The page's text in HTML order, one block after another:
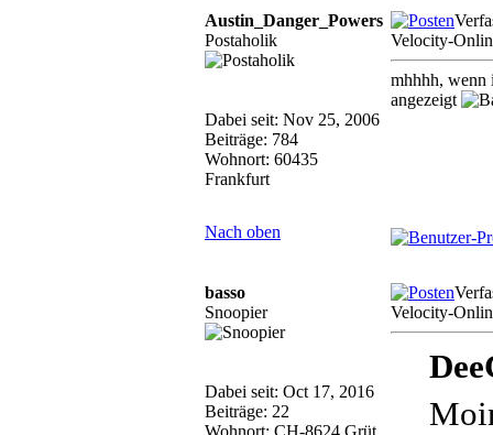
Austin_Danger_Powers
Postaholik
Dabei seit: Nov 25, 2006
Beiträge: 784
Wohnort: 60435
Frankfurt
Velocity-
mhhhh, wenn
angezeigt
Nach oben
basso
Snoopier
Dabei seit: Oct 17, 2016
Beiträge: 22
Velocity-